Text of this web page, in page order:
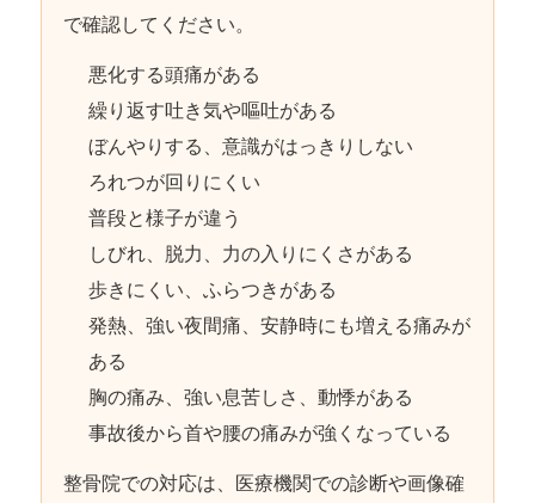
で確認してください。
悪化する頭痛がある
繰り返す吐き気や嘔吐がある
ぼんやりする、意識がはっきりしない
ろれつが回りにくい
普段と様子が違う
しびれ、脱力、力の入りにくさがある
歩きにくい、ふらつきがある
発熱、強い夜間痛、安静時にも増える痛みが
ある
胸の痛み、強い息苦しさ、動悸がある
事故後から首や腰の痛みが強くなっている
整骨院での対応は、医療機関での診断や画像確